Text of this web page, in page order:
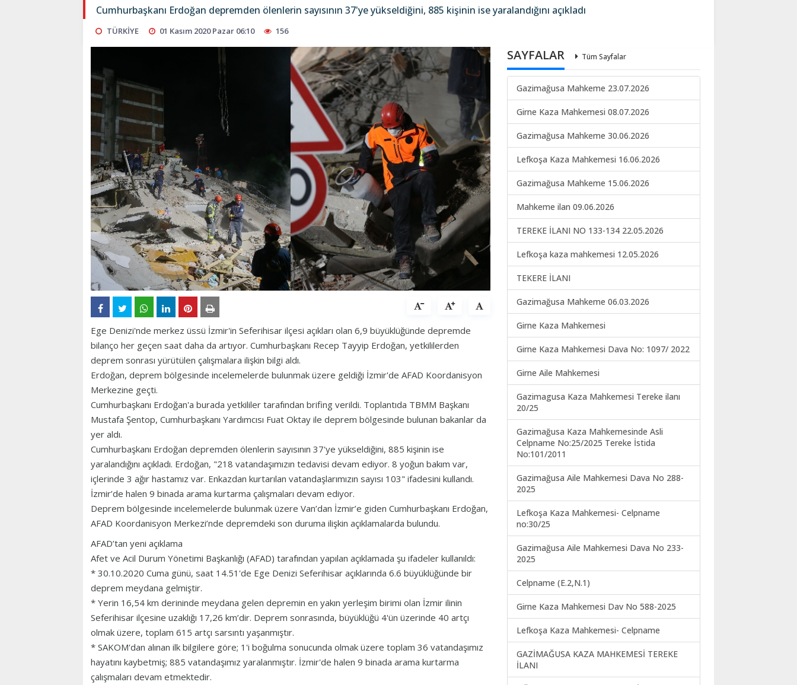
Cumhurbaşkanı Erdoğan depremden ölenlerin sayısının 37'ye yükseldiğini, 885 kişinin ise yaralandığını açıkladı
TÜRKİYE 01 Kasım 2020 Pazar 06:10 156
Ege Denizi'nde merkez üssü İzmir'in Seferihisar ilçesi açıkları olan 6,9 büyüklüğünde depremde
bilanço her geçen saat daha da artıyor. Cumhurbaşkanı Recep Tayyip Erdoğan, yetkililerden
deprem sonrası yürütülen çalışmalara ilişkin bilgi aldı.
Erdoğan, deprem bölgesinde incelemelerde bulunmak üzere geldiği İzmir'de AFAD Koordanisyon
Merkezine geçti.
Cumhurbaşkanı Erdoğan'a burada yetkililer tarafından brifing verildi. Toplantıda TBMM Başkanı
Mustafa Şentop, Cumhurbaşkanı Yardımcısı Fuat Oktay ile deprem bölgesinde bulunan bakanlar da
yer aldı.
Cumhurbaşkanı Erdoğan depremden ölenlerin sayısının 37'ye yükseldiğini, 885 kişinin ise
yaralandığını açıkladı. Erdoğan, "218 vatandaşımızın tedavisi devam ediyor. 8 yoğun bakım var,
içlerinde 3 ağır hastamız var. Enkazdan kurtarılan vatandaşlarımızın sayısı 103" ifadesini kullandı.
İzmir’de halen 9 binada arama kurtarma çalışmaları devam ediyor.
Deprem bölgesinde incelemelerde bulunmak üzere Van’dan İzmir’e giden Cumhurbaşkanı Erdoğan,
AFAD Koordanisyon Merkezi’nde depremdeki son duruma ilişkin açıklamalarda bulundu.
AFAD’tan yeni açıklama
Afet ve Acil Durum Yönetimi Başkanlığı (AFAD) tarafından yapılan açıklamada şu ifadeler kullanıldı:
* 30.10.2020 Cuma günü, saat 14.51'de Ege Denizi Seferihisar açıklarında 6.6 büyüklüğünde bir
deprem meydana gelmiştir.
* Yerin 16,54 km derininde meydana gelen depremin en yakın yerleşim birimi olan İzmir ilinin
Seferihisar ilçesine uzaklığı 17,26 km’dir. Deprem sonrasında, büyüklüğü 4'ün üzerinde 40 artçı
olmak üzere, toplam 615 artçı sarsıntı yaşanmıştır.
* SAKOM'dan alınan ilk bilgilere göre; 1'i boğulma sonucunda olmak üzere toplam 36 vatandaşımız
hayatını kaybetmiş; 885 vatandaşımız yaralanmıştır. İzmir'de halen 9 binada arama kurtarma
çalışmaları devam etmektedir.
SAYFALAR Tüm Sayfalar
Gazimağusa Mahkeme 23.07.2026
Girne Kaza Mahkemesi 08.07.2026
Gazimağusa Mahkeme 30.06.2026
Lefkoşa Kaza Mahkemesi 16.06.2026
Gazimağusa Mahkeme 15.06.2026
Mahkeme ilan 09.06.2026
TEREKE İLANI NO 133-134 22.05.2026
Lefkoşa kaza mahkemesi 12.05.2026
TEKERE İLANI
Gazimağusa Mahkeme 06.03.2026
Girne Kaza Mahkemesi
Girne Kaza Mahkemesi Dava No: 1097/ 2022
Girne Aile Mahkemesi
Gazimagusa Kaza Mahkemesi Tereke ilanı
20/25
Gazimağusa Kaza Mahkemesinde Asli
Celpname No:25/2025 Tereke İstida
No:101/2011
Gazimağusa Aile Mahkemesi Dava No 288-
2025
Lefkoşa Kaza Mahkemesi- Celpname
no:30/25
Gazimağusa Aile Mahkemesi Dava No 233-
2025
Celpname (E.2,N.1)
Girne Kaza Mahkemesi Dav No 588-2025
Lefkoşa Kaza Mahkemesi- Celpname
GAZİMAĞUSA KAZA MAHKEMESİ TEREKE
İLANI